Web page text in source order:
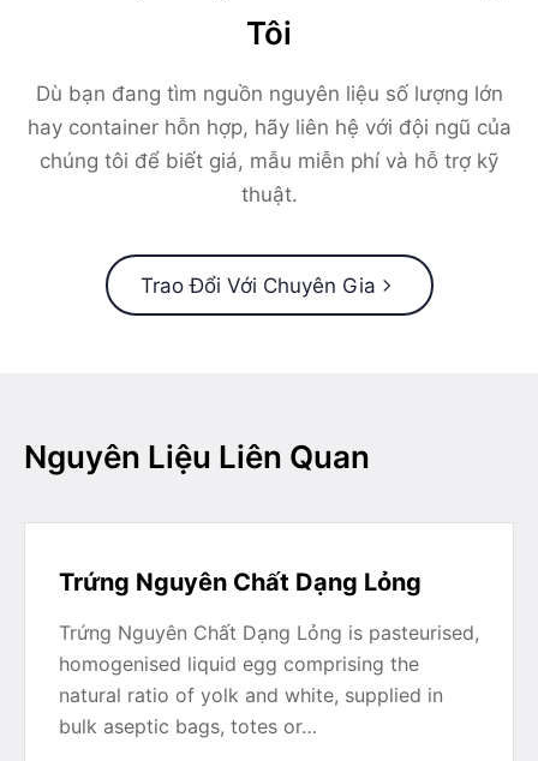
Tôi
Dù bạn đang tìm nguồn nguyên liệu số lượng lớn
hay container hỗn hợp, hãy liên hệ với đội ngũ của
chúng tôi để biết giá, mẫu miễn phí và hỗ trợ kỹ
thuật.
Trao Đổi Với Chuyên Gia
Nguyên Liệu Liên Quan
Trứng Nguyên Chất Dạng Lỏng
Trứng Nguyên Chất Dạng Lỏng is pasteurised,
homogenised liquid egg comprising the
natural ratio of yolk and white, supplied in
bulk aseptic bags, totes or…